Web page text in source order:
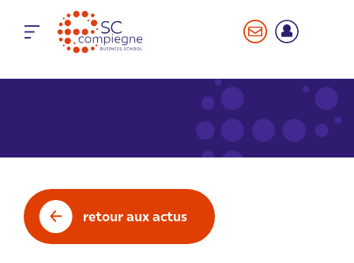
retour aux actus